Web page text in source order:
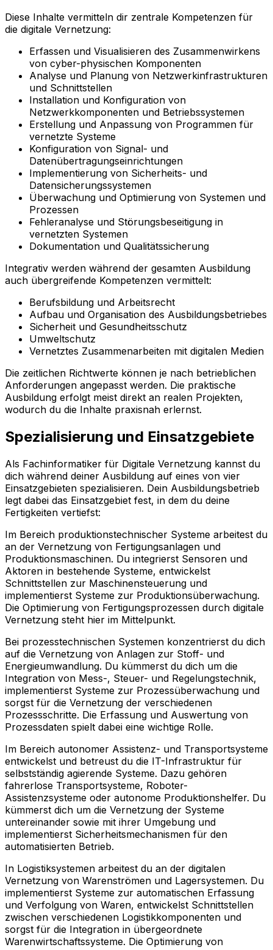
Diese Inhalte vermitteln dir zentrale Kompetenzen für
die digitale Vernetzung:
Erfassen und Visualisieren des Zusammenwirkens
von cyber-physischen Komponenten
Analyse und Planung von Netzwerkinfrastrukturen
und Schnittstellen
Installation und Konfiguration von
Netzwerkkomponenten und Betriebssystemen
Erstellung und Anpassung von Programmen für
vernetzte Systeme
Konfiguration von Signal- und
Datenübertragungseinrichtungen
Implementierung von Sicherheits- und
Datensicherungssystemen
Überwachung und Optimierung von Systemen und
Prozessen
Fehleranalyse und Störungsbeseitigung in
vernetzten Systemen
Dokumentation und Qualitätssicherung
Integrativ werden während der gesamten Ausbildung
auch übergreifende Kompetenzen vermittelt:
Berufsbildung und Arbeitsrecht
Aufbau und Organisation des Ausbildungsbetriebes
Sicherheit und Gesundheitsschutz
Umweltschutz
Vernetztes Zusammenarbeiten mit digitalen Medien
Die zeitlichen Richtwerte können je nach betrieblichen
Anforderungen angepasst werden. Die praktische
Ausbildung erfolgt meist direkt an realen Projekten,
wodurch du die Inhalte praxisnah erlernst.
Spezialisierung und Einsatzgebiete
Als Fachinformatiker für Digitale Vernetzung kannst du
dich während deiner Ausbildung auf eines von vier
Einsatzgebieten spezialisieren. Dein Ausbildungsbetrieb
legt dabei das Einsatzgebiet fest, in dem du deine
Fertigkeiten vertiefst:
Im Bereich produktionstechnischer Systeme arbeitest du
an der Vernetzung von Fertigungsanlagen und
Produktionsmaschinen. Du integrierst Sensoren und
Aktoren in bestehende Systeme, entwickelst
Schnittstellen zur Maschinensteuerung und
implementierst Systeme zur Produktionsüberwachung.
Die Optimierung von Fertigungsprozessen durch digitale
Vernetzung steht hier im Mittelpunkt.
Bei prozesstechnischen Systemen konzentrierst du dich
auf die Vernetzung von Anlagen zur Stoff- und
Energieumwandlung. Du kümmerst du dich um die
Integration von Mess-, Steuer- und Regelungstechnik,
implementierst Systeme zur Prozessüberwachung und
sorgst für die Vernetzung der verschiedenen
Prozessschritte. Die Erfassung und Auswertung von
Prozessdaten spielt dabei eine wichtige Rolle.
Im Bereich autonomer Assistenz- und Transportsysteme
entwickelst und betreust du die IT-Infrastruktur für
selbstständig agierende Systeme. Dazu gehören
fahrerlose Transportsysteme, Roboter-
Assistenzsysteme oder autonome Produktionshelfer. Du
kümmerst dich um die Vernetzung der Systeme
untereinander sowie mit ihrer Umgebung und
implementierst Sicherheitsmechanismen für den
automatisierten Betrieb.
In Logistiksystemen arbeitest du an der digitalen
Vernetzung von Warenströmen und Lagersystemen. Du
implementierst Systeme zur automatischen Erfassung
und Verfolgung von Waren, entwickelst Schnittstellen
zwischen verschiedenen Logistikkomponenten und
sorgst für die Integration in übergeordnete
Warenwirtschaftssysteme. Die Optimierung von